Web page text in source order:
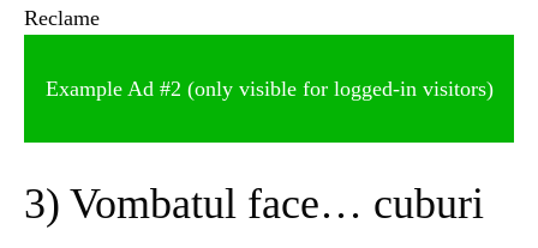
Reclame
Example Ad #2 (only visible for logged-in visitors)
3) Vombatul face… cuburi
Ai simțit vreodată deja-vu? Află de ce se
întâmplă